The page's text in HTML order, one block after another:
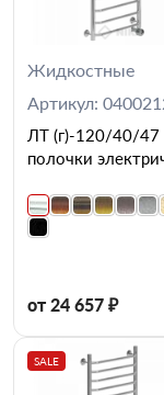
Жидкостные
Артикул:
ЛТ (г)-120/40/47
полочки
от 24 657 ₽
SALE